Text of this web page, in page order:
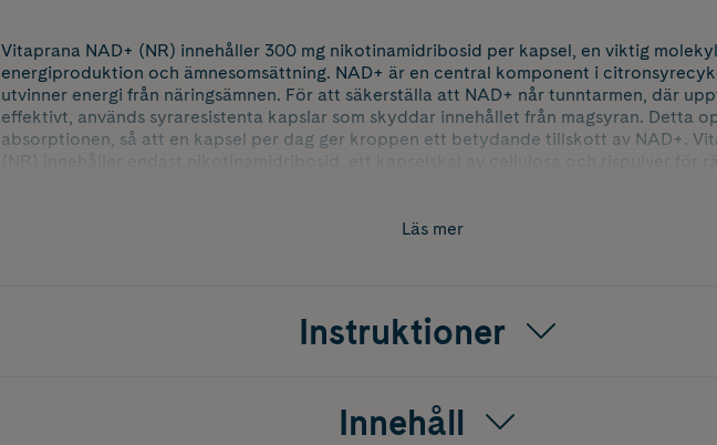
Vitaprana NAD+ (NR) innehåller 300 mg nikotinamidribosid per kapsel, en viktig
energiproduktion och ämnesomsättning. NAD+ är en central komponent i
utvinner energi från näringsämnen. För att säkerställa att NAD+ når tunntarmen, där
effektivt, används syraresistenta kapslar som skyddar innehållet från magsyran. Detta
absorptionen, så att en kapsel per dag ger kroppen ett betydande tillskott av NAD+.
(NR) innehåller endast nikotinamidribosid, ett kapselskal av cellulosa och rispulver för
Läs mer
Instruktioner
Innehåll